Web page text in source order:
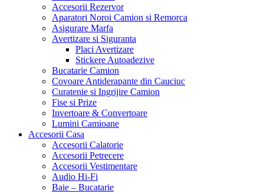
Accesorii Rezervor
Aparatori Noroi Camion si Remorca
Asigurare Marfa
Avertizare si Siguranta
Placi Avertizare
Stickere Autoadezive
Bucatarie Camion
Covoare Antiderapante din Cauciuc
Curatenie si Ingrijire Camion
Fise si Prize
Invertoare & Convertoare
Lumini Camioane
Accesorii Casa
Accesorii Calatorie
Accesorii Petrecere
Accesorii Vestimentare
Audio Hi-Fi
Baie – Bucatarie